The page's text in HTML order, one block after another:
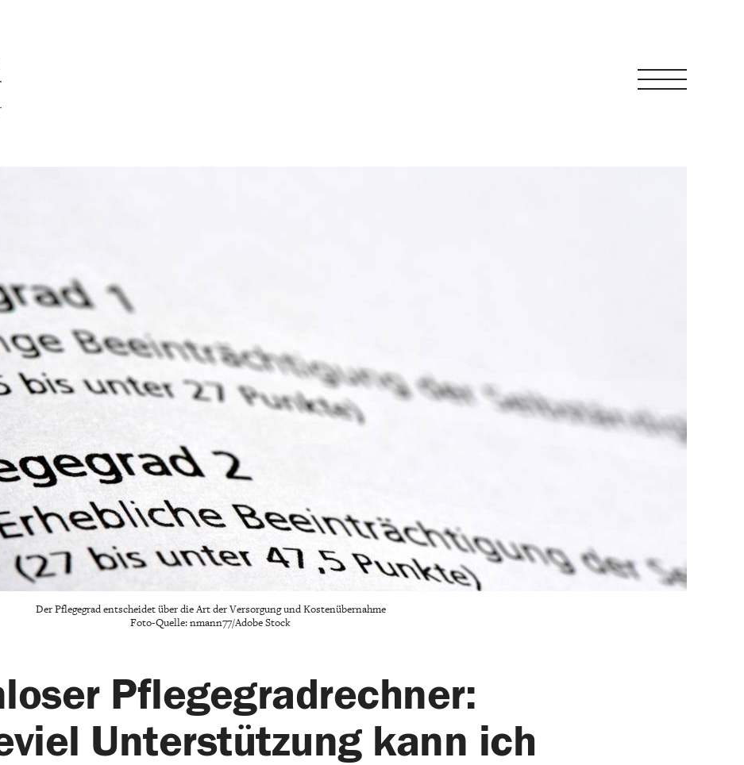
Der Pflegegrad entscheidet über die Art der Versorgung und Kostenübernahme
Foto-Quelle: nmann77/Adobe Stock
Pflegegradrechner:
Unterstützung kann ich